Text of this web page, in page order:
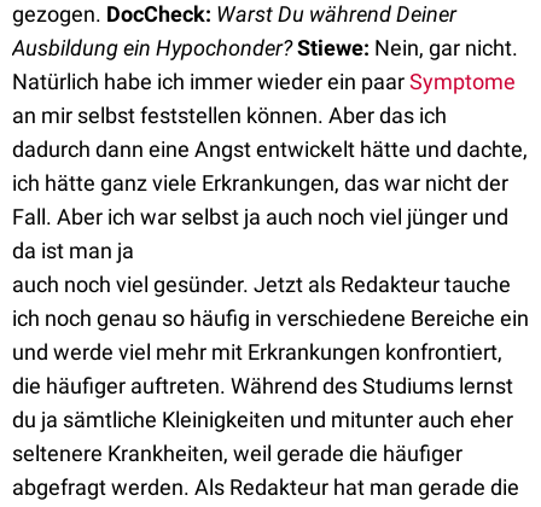
gezogen. DocCheck: Warst Du während Deiner
Ausbildung ein Hypochonder?Stiewe: Nein, gar nicht.
Natürlich habe ich immer wieder ein paarSymptome
an mir selbst feststellen können. Aber das ich
dadurch dann eine Angst entwickelt hätte und dachte,
ich hätte ganz viele Erkrankungen, das war nicht der
Fall. Aber ich war selbst ja auch noch viel jünger und
da ist man ja
auch noch viel gesünder. Jetzt als Redakteur tauche
ich noch genau so häufig in verschiedene Bereiche ein
und werde viel mehr mit Erkrankungen konfrontiert,
die häufiger auftreten. Während des Studiums lernst
du ja sämtliche Kleinigkeiten und mitunter auch eher
seltenere Krankheiten, weil gerade die häufiger
abgefragt werden. Als Redakteur hat man gerade die